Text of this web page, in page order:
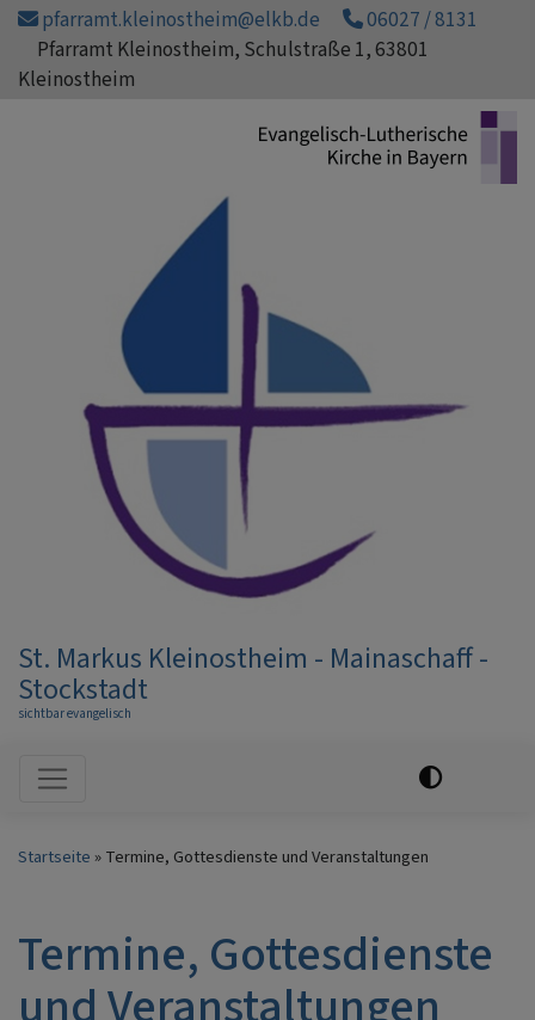
Direkt
Inhalt
pfarramt.kleinostheim@elkb.de
06027 / 8131
Pfarramt Kleinostheim, Schulstraße 1, 63801
Kleinostheim
St. Markus Kleinostheim - Mainaschaff -
Stockstadt
sichtbar evangelisch
Hauptnavigation
Startseite Termine, Gottesdienste und Veranstaltungen
Termine, Gottesdienste
und Veranstaltungen